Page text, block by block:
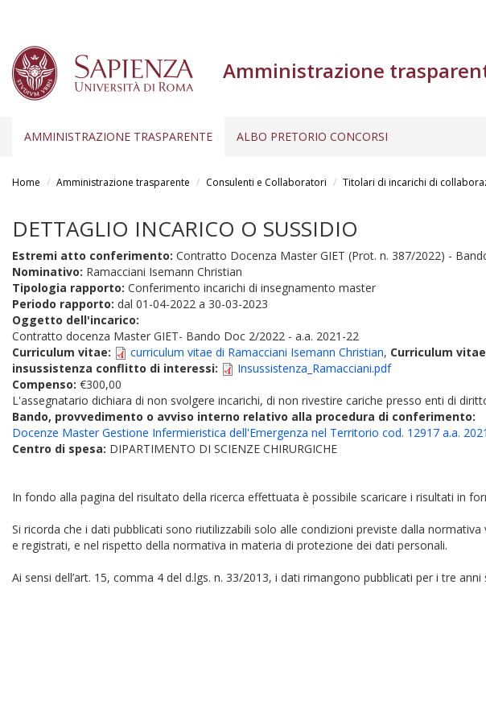
Amministrazione
AMMINISTRAZIONE TRASPARENTE ALBO PRETORIO CONCORSI
Home Amministrazione trasparente Consulenti e Collaboratori Titolari di incarichi di
DETTAGLIO INCARICO O SUSSIDIO
Estremi atto conferimento: Contratto Docenza Master GIET (Prot. n. 387/2022) -
Nominativo: Ramacciani Isemann Christian
Tipologia rapporto: Conferimento incarichi di insegnamento master
Periodo rapporto: dal 01-04-2022 a 30-03-2023
Oggetto dell'incarico:
Contratto docenza Master GIET- Bando Doc 2/2022 - a.a. 2021-22
Curriculum vitae:
curriculum vitae di Ramacciani Isemann Christian, Curriculum
insussistenza conflitto di interessi:
Insussistenza_Ramacciani.pdf
Compenso: €300,00
L'assegnatario dichiara di non svolgere incarichi, di non rivestire cariche presso enti di
Bando, provvedimento o avviso interno relativo alla procedura di conferimento:
Docenze Master Gestione Infermieristica dell'Emergenza nel Territorio cod. 12917 a.a.
Centro di spesa: DIPARTIMENTO DI SCIENZE CHIRURGICHE
In fondo alla pagina del risultato della ricerca effettuata è possibile scaricare i risultati in
Si ricorda che i dati pubblicati sono riutilizzabili solo alle condizioni previste dalla
e registrati, e nel rispetto della normativa in materia di protezione dei dati personali.
Ai sensi dell’art. 15, comma 4 del d.lgs. n. 33/2013, i dati rimangono pubblicati per i tre anni